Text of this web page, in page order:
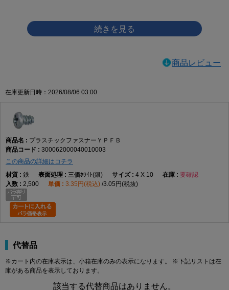
商品レビュー
在庫更新日時：2026/08/06 03:00
プラスチックファスナーＹＰＦＢ
300062000040010003
この商品の詳細はコチラ
鉄
三価ﾎﾜｲﾄ(銀) 4 X 10
要確認
2,500
3.35円(税込) 3.05円(税抜)
代替品
※カート内の在庫表示は、小箱在庫のみの表示になります。 ※下記リストは在
庫がある商品を表示しております。
該当する代替商品はありません。